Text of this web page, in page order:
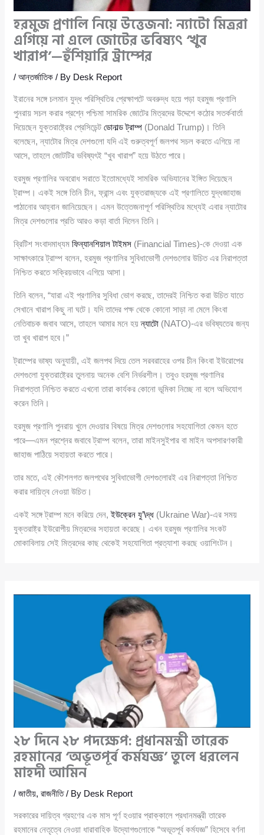
হরমুজ প্রণালি নিয়ে উত্তেজনা: ন্যাটো মিত্ররা
এগিয়ে না এলে জোটের ভবিষ্যৎ ‘খুব
খারাপ’—হুঁশিয়ারি ট্রাম্পের
/আন্তর্জাতিক / By Desk Report
ইরানের সঙ্গে চলমান যুদ্ধ পরিস্থিতির প্রেক্ষাপটে অবরুদ্ধ হয়ে পড়া হরমুজ প্রণালি
পুনরায় সচল করার প্রশ্নে পশ্চিমা সামরিক জোটের মিত্রদের উদ্দেশে কঠোর সতর্কবার্তা
দিয়েছেন যুক্তরাষ্ট্রের প্রেসিডেন্টডোনাল্ড ট্রাম্প (Donald Trump)। তিনি
বলেছেন, ন্যাটোর মিত্র দেশগুলো যদি এই গুরুত্বপূর্ণ জলপথ সচল করতে এগিয়ে না
আসে, তাহলে জোটটির ভবিষ্যৎই “খুব খারাপ” হয়ে উঠতে পারে।
হরমুজ প্রণালির অবরোধ সরাতে ইতোমধ্যেই সামরিক অভিযানের ইঙ্গিত দিয়েছেন
ট্রাম্প। একই সঙ্গে তিনি চীন, ফ্রান্স এবং যুক্তরাজ্যকে এই প্রণালিতে যুদ্ধজাহাজ
পাঠানোর আহ্বান জানিয়েছেন। এমন উত্তেজনাপূর্ণ পরিস্থিতির মধ্যেই এবার ন্যাটোর
মিত্র দেশগুলোর প্রতি আরও কড়া বার্তা দিলেন তিনি।
ব্রিটিশ সংবাদমাধ্যমফিন্যানশিয়াল টাইমস (Financial Times)-কে দেওয়া এক
সাক্ষাৎকারে ট্রাম্প বলেন, হরমুজ প্রণালির সুবিধাভোগী দেশগুলোর উচিত এর নিরাপত্তা
নিশ্চিত করতে সক্রিয়ভাবে এগিয়ে আসা।
তিনি বলেন, “যারা এই প্রণালির সুবিধা ভোগ করছে, তাদেরই নিশ্চিত করা উচিত যাতে
সেখানে খারাপ কিছু না ঘটে। যদি তাদের পক্ষ থেকে কোনো সাড়া না মেলে কিংবা
নেতিবাচক জবাব আসে, তাহলে আমার মনে হয়ন্যাটো (NATO)-এর ভবিষ্যতের জন্য
তা খুব খারাপ হবে।”
ট্রাম্পের ভাষ্য অনুযায়ী, এই জলপথ দিয়ে তেল সরবরাহের ওপর চীন কিংবা ইউরোপের
দেশগুলো যুক্তরাষ্ট্রের তুলনায় অনেক বেশি নির্ভরশীল। তবুও হরমুজ প্রণালির
নিরাপত্তা নিশ্চিত করতে এখনো তারা কার্যকর কোনো ভূমিকা নিচ্ছে না বলে অভিযোগ
করেন তিনি।
হরমুজ প্রণালি পুনরায় খুলে দেওয়ার বিষয়ে মিত্র দেশগুলোর সহযোগিতা কেমন হতে
পারে—এমন প্রশ্নের জবাবে ট্রাম্প বলেন, তারা মাইনসুইপার বা মাইন অপসারণকারী
জাহাজ পাঠিয়ে সহায়তা করতে পারে।
তার মতে, এই কৌশলগত জলপথের সুবিধাভোগী দেশগুলোরই এর নিরাপত্তা নিশ্চিত
করার দায়িত্ব নেওয়া উচিত।
একই সঙ্গে ট্রাম্প মনে করিয়ে দেন,ইউক্রেন যু’\দ্ধ (Ukraine War)-এর সময়
যুক্তরাষ্ট্র ইউরোপীয় মিত্রদের সহায়তা করেছে। এখন হরমুজ প্রণালির সংকট
মোকাবিলায় সেই মিত্রদের কাছ থেকেই সহযোগিতা প্রত্যাশা করছে ওয়াশিংটন।
২৮ দিনে ২৮ পদক্ষেপ: প্রধানমন্ত্রী তারেক
রহমানের ‘অভূতপূর্ব কর্মযজ্ঞ’ তুলে ধরলেন
মাহদী আমিন
/জাতীয়,রাজনীতি/ By Desk Report
সরকারের দায়িত্ব গ্রহণের এক মাস পূর্ণ হওয়ার প্রাক্কালে প্রধানমন্ত্রী তারেক
রহমানের নেতৃত্বে নেওয়া ধারাবাহিক উদ্যোগগুলোকে “অভূতপূর্ব কর্মযজ্ঞ” হিসেবে বর্ণনা